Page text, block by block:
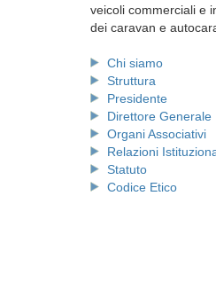
veicoli commerciali e
dei caravan e
Chi siamo
Struttura
Presidente
Direttore Generale
Organi Associativi
Relazioni
Statuto
Codice Etico